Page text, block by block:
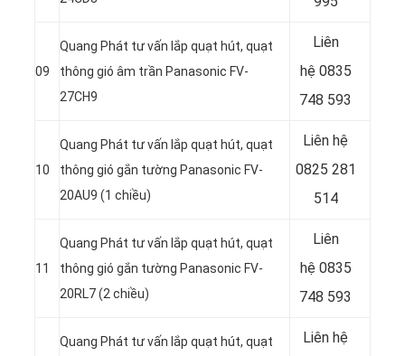
09
Quang Phát tư vấn lắp quạt hút, quạt
thông gió âm trần Panasonic FV-
27CH9
Liên
hệ 0835
748 593
10
Quang Phát tư vấn lắp quạt hút, quạt
thông gió gắn tường Panasonic FV-
20AU9 (1 chiều)
Liên hệ
0825 281
514
11
Quang Phát tư vấn lắp quạt hút, quạt
thông gió gắn tường Panasonic FV-
20RL7 (2 chiều)
Liên
hệ 0835
748 593
Quang Phát tư vấn lắp quạt hút, quạt
Liên hệ